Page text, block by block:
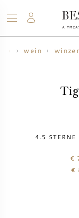
WEIN
NEU
CHAMPAGNER
WHISKY
RUM
SPIRITUOSEN
ANGEBOTE
BLOG
ÜBER UNS
wein winzer
4.5 STERNE
€
€